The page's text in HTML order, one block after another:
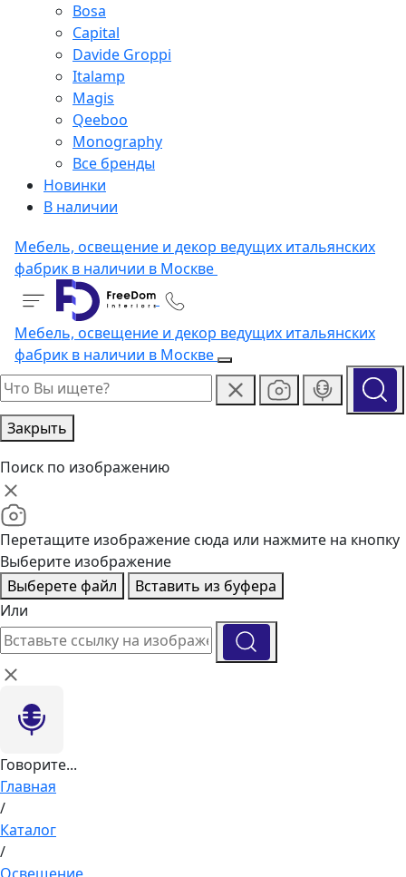
Bosa
Capital
Davide Groppi
Italamp
Magis
Qeeboo
Monography
Все бренды
Новинки
В наличии
Мебель, освещение и декор ведущих итальянских
фабрик в наличии в Москве
Мебель, освещение и декор ведущих итальянских
фабрик в наличии в Москве
Закрыть
Поиск по изображению
Перетащите изображение сюда или нажмите на кнопку
Выберите изображение
Выберете файл
Вставить из буфера
Или
Говорите...
Главная
/
Каталог
/